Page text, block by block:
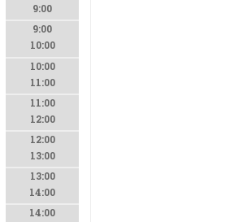
9:00
9:00
10:00
10:00
11:00
11:00
12:00
12:00
13:00
13:00
14:00
14:00